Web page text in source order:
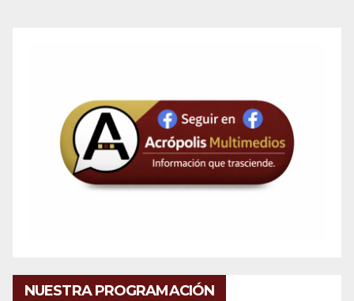
NUESTRA PROGRAMACIÓN